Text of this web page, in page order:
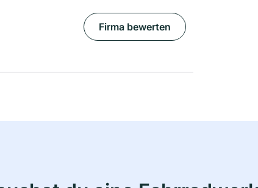
Firma bewerten